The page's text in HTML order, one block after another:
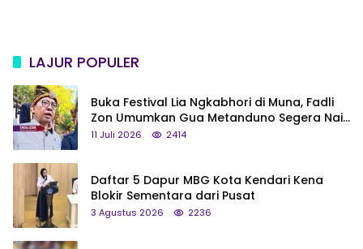
LAJUR POPULER
Buka Festival Lia Ngkabhori di Muna, Fadli
Zon Umumkan Gua Metanduno Segera Naik
Status Jadi Cagar Budaya Nasional
11 Juli 2026 2414
Daftar 5 Dapur MBG Kota Kendari Kena
Blokir Sementara dari Pusat
3 Agustus 2026 2236